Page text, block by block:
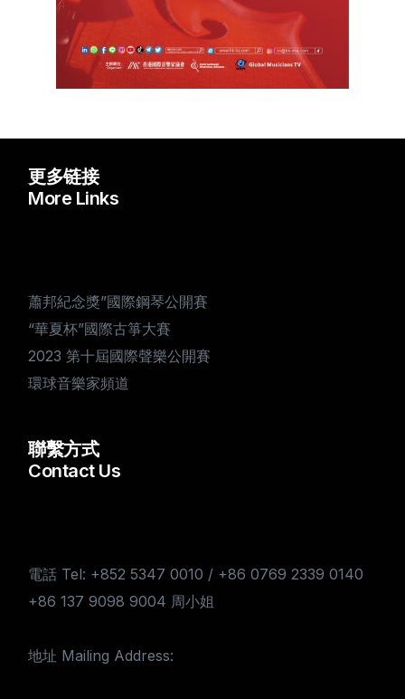
更多链接
More Links
蕭邦紀念獎”國際鋼琴公開賽
“華夏杯”國際古箏大賽
2023 第十屆國際聲樂公開賽
環球音樂家頻道
聯繫方式
Contact Us
電話 Tel: +852 5347 0010 / +86 0769 2339 0140
+86 137 9098 9004 周小姐
地址 Mailing Address: